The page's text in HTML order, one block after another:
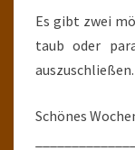
Es gibt zwei
taub oder
auszuschließen.
Schönes